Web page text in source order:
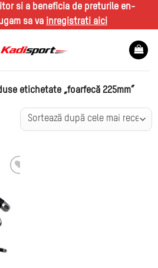
si a beneficia de preturile en-
sa va inregistrati aici
etichetate „foarfecă 225mm”